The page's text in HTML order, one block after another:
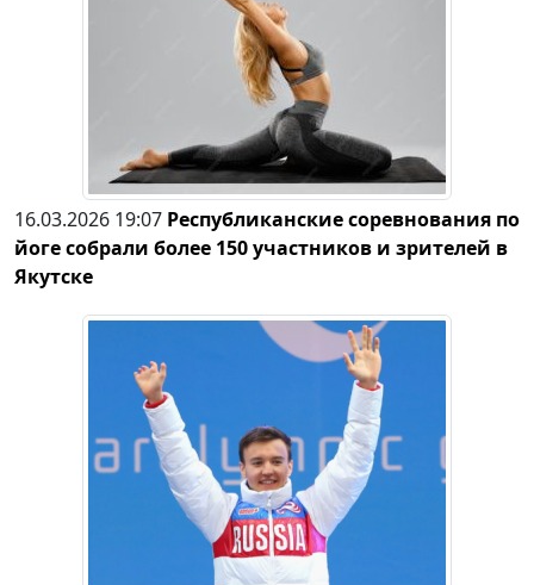
16.03.2026 19:07 Республиканские соревнования по
йоге собрали более 150 участников и зрителей в
Якутске